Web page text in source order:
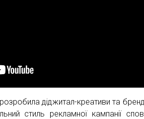
діджитал-креативи та
стиль рекламної кампанії